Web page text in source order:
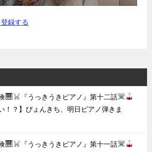
録する
『うっきうきピアノ』第十二話
！？】ぴょんきち、明日ピアノ弾きま
『うっきうきピアノ』第十一話